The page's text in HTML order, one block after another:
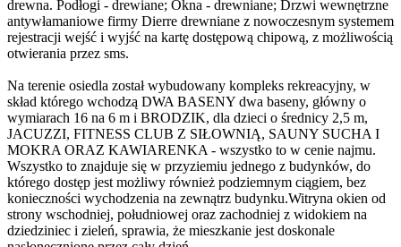
drewna. Podłogi - drewiane; Okna - drewniane; Drzwi wewnętrzne
antywłamaniowe firmy Dierre drewniane z nowoczesnym systemem
rejestracji wejść i wyjść na kartę dostępową chipową, z możliwością
otwierania przez sms.
Na terenie osiedla został wybudowany kompleks rekreacyjny, w
skład którego wchodzą DWA BASENY dwa baseny, główny o
wymiarach 16 na 6 m i BRODZIK, dla dzieci o średnicy 2,5 m,
JACUZZI, FITNESS CLUB Z SIŁOWNIĄ, SAUNY SUCHA I
MOKRA ORAZ KAWIARENKA - wszystko to w cenie najmu.
Wszystko to znajduje się w przyziemiu jednego z budynków, do
którego dostęp jest możliwy również podziemnym ciągiem, bez
konieczności wychodzenia na zewnątrz budynku.Witryna okien od
strony wschodniej, południowej oraz zachodniej z widokiem na
dziedziniec i zieleń, sprawia, że mieszkanie jest doskonale